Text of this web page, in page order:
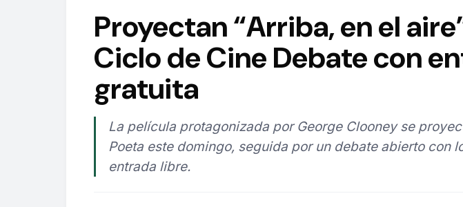
Proyectan “Arriba, en el
Ciclo de Cine Debate con
gratuita
La película protagonizada por George Clooney se
Poeta este domingo, seguida por un debate abierto con
entrada libre.